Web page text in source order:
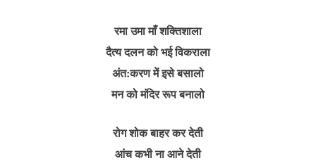
रमा उमा माँ शक्तिशाला
दैत्य दलन को भई विकराला
अंत:करण में इसे बसालो
मन को मंदिर रूप बनालो
रोग शोक बाहर कर देती
आंच कभी ना आने देती